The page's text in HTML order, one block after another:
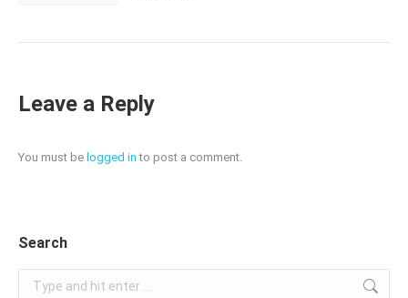
Leave a Reply
You must be logged in to post a comment.
Search
Search: